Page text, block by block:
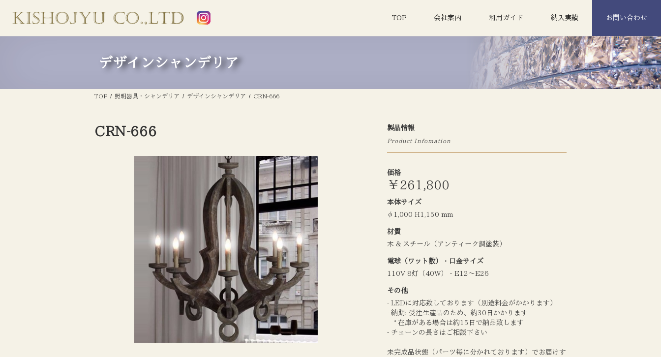
TOP 会社案内 利用ガイド 納入実績 お問い合わせ
デザインシャンデリア
TOP 照明器具・シャンデリア デザインシャンデリア CRN-666
CRN-666 製品情報
Product Infomation
価格
￥261,800
本体サイズ
φ1,000 H1,150 mm
材質
木 & スチール（アンティーク調塗装）
電球（ワット数）・口金サイズ
110V 8灯（40W）・E12～E26
その他
- LEDに対応致しております（別途料金がかかります）
- 納期: 受注生産品のため、約30日かかります
* 在庫がある場合は約15日で納品致します
- チェーンの長さはご相談下さい
未完成品状態（パーツ毎に分かれております）でお届けす